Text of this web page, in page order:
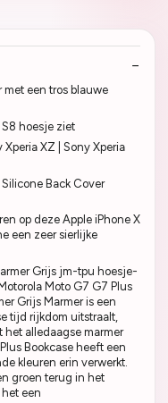
met een tros blauwe
hoesje ziet
XZ | Sony Xperia
Back Cover
op deze Apple iPhone X
een zeer sierlijke
Grijs jm-tpu hoesje-
Moto G7 G7 Plus
Grijs Marmer is een
tijd rijkdom uitstraalt,
het alledaagse marmer
Bookcase heeft een
kleuren erin verwerkt.
groen terug in het
een